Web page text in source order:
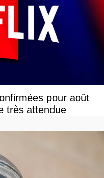
pour août
très attendue